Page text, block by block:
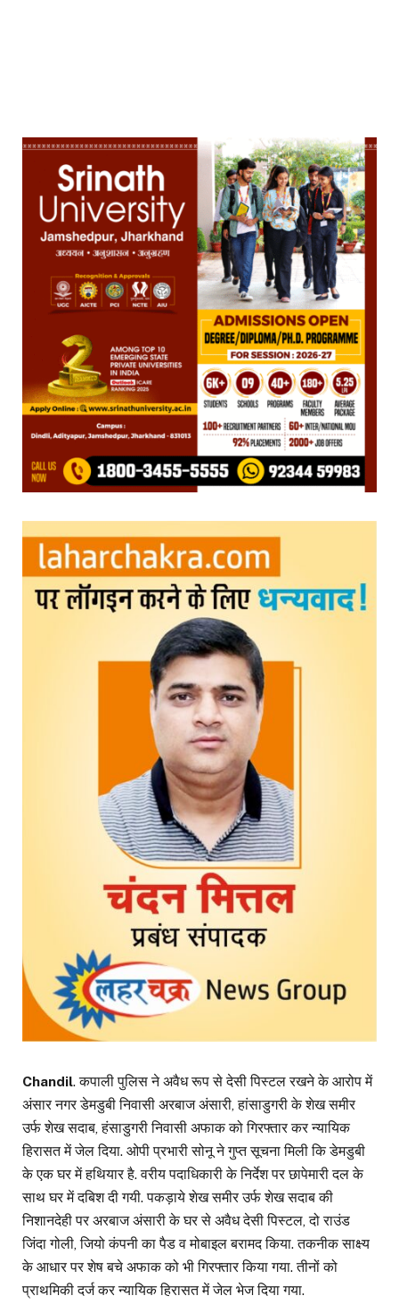
Chandil. कपाली पुलिस ने अवैध रूप से देसी पिस्टल रखने के आरोप में
अंसार नगर डेमडुबी निवासी अरबाज अंसारी, हांसाडुगरी के शेख समीर
उर्फ शेख सदाब, हंसाडुगरी निवासी अफाक को गिरफ्तार कर न्यायिक
हिरासत में जेल दिया. ओपी प्रभारी सोनू ने गुप्त सूचना मिली कि डेमडुबी
के एक घर में हथियार है. वरीय पदाधिकारी के निर्देश पर छापेमारी दल के
साथ घर में दबिश दी गयी. पकड़ाये शेख समीर उर्फ शेख सदाब की
निशानदेही पर अरबाज अंसारी के घर से अवैध देसी पिस्टल, दो राउंड
जिंदा गोली, जियो कंपनी का पैड व मोबाइल बरामद किया. तकनीक साक्ष्य
के आधार पर शेष बचे अफाक को भी गिरफ्तार किया गया. तीनों को
प्राथमिकी दर्ज कर न्यायिक हिरासत में जेल भेज दिया गया.